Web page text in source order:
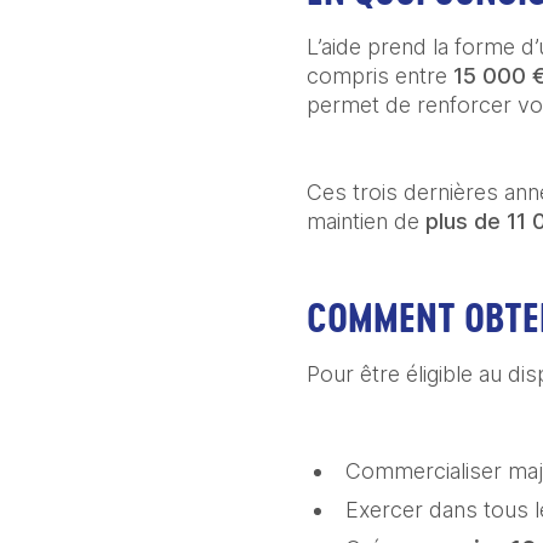
L’aide prend la forme
compris entre 15 000
permet de renforcer
Ces trois dernières
maintien de plus de 11
COMMENT
Pour être éligible au
Commercialiser
Exercer dans tous